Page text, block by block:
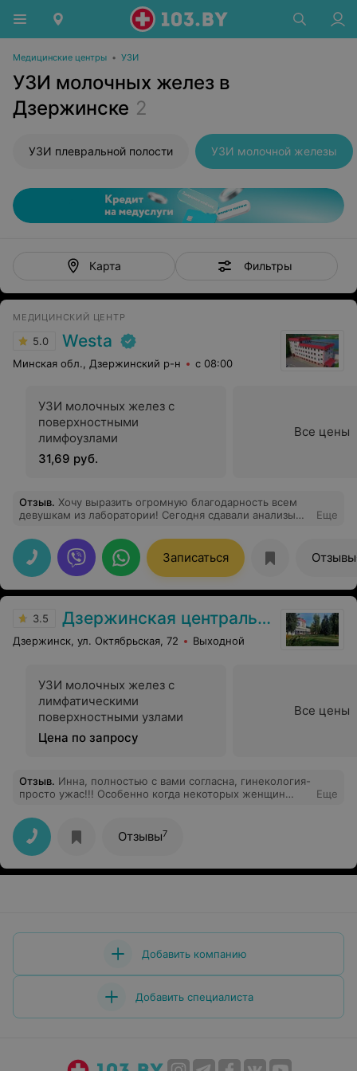
Медицинские центры • УЗИ
УЗИ молочных желез в
Дзержинске 2
УЗИ плевральной полости УЗИ молочной железы
Карта Фильтры
МЕДИЦИНСКИЙ ЦЕНТР
5.0 Westa
Минская обл., Дзержинский р-н с 08:00
УЗИ молочных желез с
поверхностными
лимфоузлами
31,69 руб.
Все цены
Отзыв. Хочу выразить огромную благодарность всем
девушкам из лаборатории! Сегодня сдавали анализы
пробирок
Еще
Записаться Отзывы
3.5 Дзержинская центральная районная больница
Дзержинск, ул. Октябрьская, 72 Выходной
УЗИ молочных желез с
лимфатическими
поверхностными узлами
Цена по запросу
Все цены
Отзыв. Инна, полностью с вами согласна, гинекология-
просто ужас!!! Особенно когда некоторых женщин
так еще и куревом по всему отделению воняет!
лампочки по 3 дня меняют! короче, ужас и все, слов
даже нет....
Еще
Отзывы7
Добавить компанию
Добавить специалиста